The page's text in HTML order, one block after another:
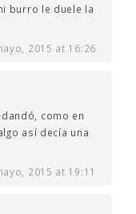
burro le duele la
2015 at 16:26
como en
así decía una
2015 at 19:11